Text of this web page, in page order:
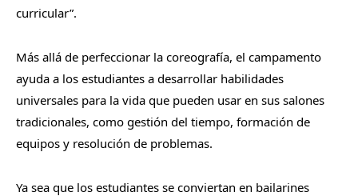
curricular”.
Más allá de perfeccionar la coreografía, el campamento
ayuda a los estudiantes a desarrollar habilidades
universales para la vida que pueden usar en sus salones
tradicionales, como gestión del tiempo, formación de
equipos y resolución de problemas.
Ya sea que los estudiantes se conviertan en bailarines